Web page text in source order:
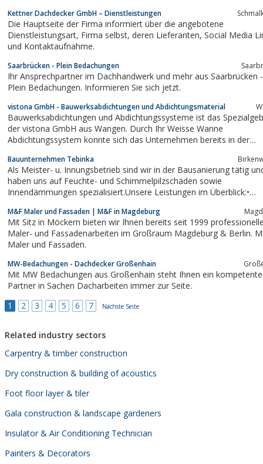
Mauerwerk; Diamantbohren und Kernbohren
Kettner Dachdecker GmbH – Dienstleistungen
Die Hauptseite der Firma informiert über die angebotene
Dienstleistungsart, Firma selbst, deren Lieferanten, Social Media Links
und Kontaktaufnahme.
Saarbrücken - Plein Bedachungen
Ihr Ansprechpartner im Dachhandwerk und mehr aus Saarbrücken -
Plein Bedachungen. Informieren Sie sich jetzt.
vistona GmbH - Bauwerksabdichtungen und Abdichtungsmaterial
Bauwerksabdichtungen und Abdichtungssysteme ist das
der vistona GmbH aus Wangen. Durch Ihr Weisse Wanne
Abdichtungssystem konnte sich das Unternehmen bereits in der
Bauunternehmen Tebinka
Als Meister- u. Innungsbetrieb sind wir in der Bausanierung tätig
haben uns auf Feuchte- und Schimmelpilzschäden sowie
Innendämmungen spezialisiert.Unsere Leistungen im Überblick:•
Kellerinstandsetzung• Injektionsarbeiten• Rissverpressung...
M&F Maler und Fassaden | M&F in Magdeburg
Mit Sitz in Möckern bieten wir Ihnen bereits seit 1999
Maler- und Fassadenarbeiten im Großraum Magdeburg & Berlin.
Maler und Fassaden.
MW-Bedachungen - Dachdecker Großenhain
Mit MW Bedachungen aus Großenhain steht Ihnen ein
Partner in Sachen Dacharbeiten immer zur Seite.
1
2 3 4 5 6 7 Nächste Seite
Related industry sectors
Carpentry & timber construction
Dry construction & building of acoustics
Foot floor layer & tiler
Gala construction & landscape gardeners
Insulator & Air Conditioning Technician
Painters & Decorators